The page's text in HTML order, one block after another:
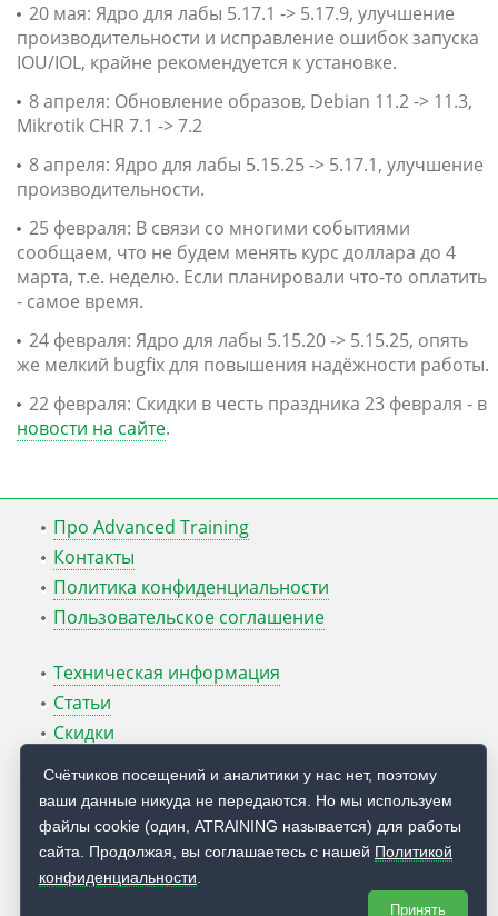
20 мая: Ядро для лабы 5.17.1 -> 5.17.9, улучшение
производительности и исправление ошибок запуска
IOU/IOL, крайне рекомендуется к установке.
8 апреля: Обновление образов, Debian 11.2 -> 11.3,
Mikrotik CHR 7.1 -> 7.2
8 апреля: Ядро для лабы 5.15.25 -> 5.17.1, улучшение
производительности.
25 февраля: В связи со многими событиями
сообщаем, что не будем менять курс доллара до 4
марта, т.е. неделю. Если планировали что-то оплатить
- самое время.
24 февраля: Ядро для лабы 5.15.20 -> 5.15.25, опять
же мелкий bugfix для повышения надёжности работы.
22 февраля: Скидки в честь праздника 23 февраля - в
новости на сайте.
Про Advanced Training
Контакты
Политика конфиденциальности
Пользовательское соглашение
Техническая информация
Статьи
Скидки
Блог Руслана Карманова
© 2009 — 2026 Учебный центр Advanced Training
Счётчиков посещений и аналитики у нас нет, поэтому
ваши данные никуда не передаются. Но мы используем
файлы cookie (один, ATRAINING называется) для работы
сайта. Продолжая, вы соглашаетесь с нашей Политикой
конфиденциальности
Принять